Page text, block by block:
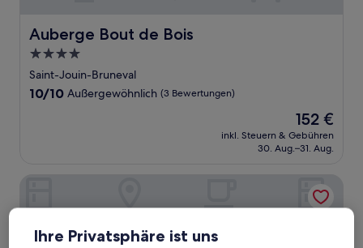
Auberge Bout de Bois
Auberge Bout de Bois
4.0-
Sterne-
Unterkunft
Saint-Jouin-Bruneval
10.0
10/10 Außergewöhnlich (3 Bewertungen)
Der
Preis
beträgt
152 €
inkl. Steuern & Gebühren
30. Aug.–31. Aug.
Ihre Privatsphäre ist uns